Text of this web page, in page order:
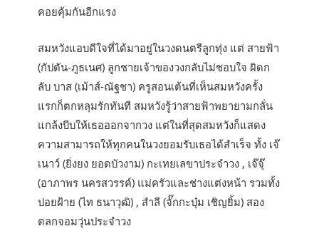
คอยคุ้มกันอีกแรง
สมหวังแอบดีใจที่ได้มาอยู่ในวงดนตรีลูกทุ่ง แต่ สายฟ้า
(กัปตัน-ภูธเนศ) ลูกชายเจ้าของวงกลับไม่ชอบใจ ผิดก
ลับ บาส (เม้าส์-ณัฐชา) ครูสอนเต้นที่เห็นสมหวังครั้ง
แรกก็ตกหลุมรักทันที สมหวังรู้ว่าสายฟ้าพยายามกลั่น
แกล้งบีบให้เธอออกจากวง แต่ในที่สุดสมหวังก็แสดง
ความสามารถให้ทุกคนในวงยอมรับเธอได้สำเร็จ ทั้ง เจ๊
เนาว์ (ยิ่งยง ยอดบัวงาม) กะเทยเลขาประจำวง , เจ๊จุ๊
(อาภาพร นครสวรรค์) แม่ครัวและช่างแต่งหน้า รวมทั้ง
ปอยฝ้าย (ไท ธนาวุฒิ) , สำลี (จั๊กกะบุ๋ม เชิญยิ้ม) สอง
ตลกจอมวุ่นประจำวง